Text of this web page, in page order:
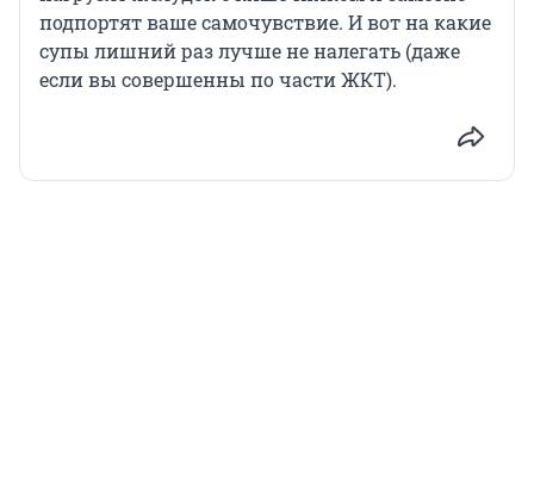
подпортят ваше самочувствие. И вот на какие
супы лишний раз лучше не налегать (даже
если вы совершенны по части ЖКТ).